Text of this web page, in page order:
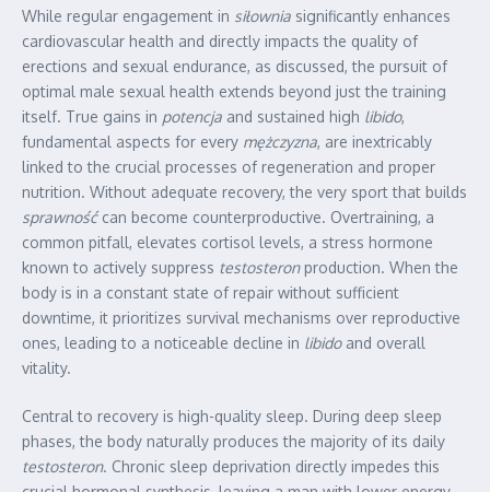
While regular engagement in siłownia significantly enhances
cardiovascular health and directly impacts the quality of
erections and sexual endurance, as discussed, the pursuit of
optimal male sexual health extends beyond just the training
itself. True gains in potencja and sustained high libido,
fundamental aspects for every mężczyzna, are inextricably
linked to the crucial processes of regeneration and proper
nutrition. Without adequate recovery, the very sport that builds
sprawnośćcan become counterproductive. Overtraining, a
common pitfall, elevates cortisol levels, a stress hormone
known to actively suppress testosteronproduction. When the
body is in a constant state of repair without sufficient
downtime, it prioritizes survival mechanisms over reproductive
ones, leading to a noticeable decline in libidoand overall
vitality.
Central to recovery is high-quality sleep. During deep sleep
phases, the body naturally produces the majority of its daily
testosteron. Chronic sleep deprivation directly impedes this